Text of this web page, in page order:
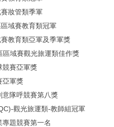
妝管類季軍
域賽教育類冠軍
教育類亞軍及季軍獎
區域賽觀光旅運類佳作獎
競賽亞軍獎
亞軍獎
意隊呼競賽第八獎
觀光旅運類-教師組冠軍
題競賽第一名